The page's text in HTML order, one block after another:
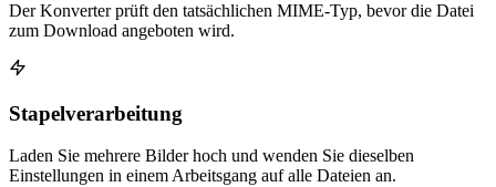
Der Konverter prüft den tatsächlichen MIME-Typ, bevor die Datei
zum Download angeboten wird.
Stapelverarbeitung
Laden Sie mehrere Bilder hoch und wenden Sie dieselben
Einstellungen in einem Arbeitsgang auf alle Dateien an.